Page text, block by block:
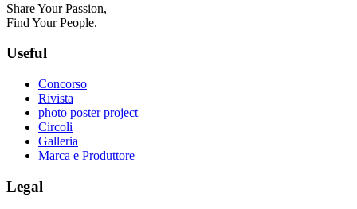
Share Your Passion,
Find Your People.
Useful
Concorso
Rivista
photo poster project
Circoli
Galleria
Marca e Produttore
Legal